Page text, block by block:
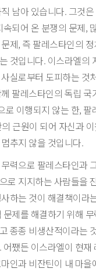
남아 있습니다. 그것
속되어 온 분쟁의 문제,
제, 즉 팔레스타인의
것입니다. 이스라엘의
실로부터 도피하는 것
팔레스타인의 독립 국
로 이행되지 않는 한, 팔
근원이 되어 자신과
추지 않을 것입니다.
력으로 팔레스타인과
로 지지하는 사람들을
하는 것이 해결책이라
제를 해결하기 위해
종종 비생산적이라는
쨌든 이스라엘이 현재
인과 비잔틴이 내 마을